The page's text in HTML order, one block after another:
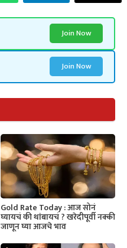
Join Now
Join Now
Gold Rate Today : आज सोनं
घ्यायचं की थांबायचं ? खरेदीपूर्वी नक्की
जाणून घ्या आजचे भाव